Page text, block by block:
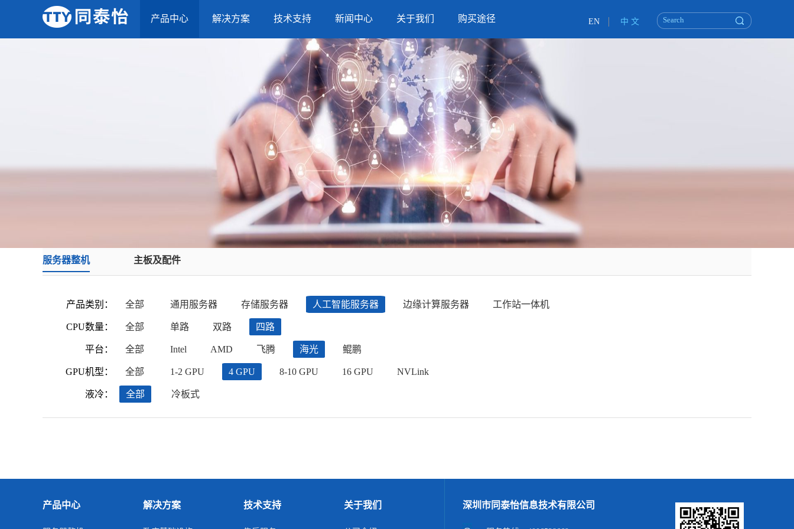
EN 中 文
产品中心 解决方案 技术支持 新闻中心 关于我们 购买途径
服务器整机 主板及配件
产品类别：
CPU数量：
平台：
GPU机型：
液冷：
全部 通用服务器 存储服务器 人工智能服务器 边缘计算服务器 工作站一体机
全部 单路 双路 四路
全部 Intel AMD 飞腾 海光 鲲鹏
全部 1-2 GPU 4 GPU 8-10 GPU 16 GPU NVLink
全部 冷板式
产品中心 解决方案 技术支持 关于我们 深圳市同泰怡信息技术有限公司